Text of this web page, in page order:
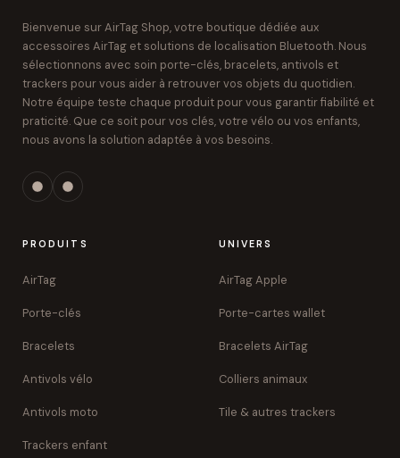
Bienvenue sur AirTag Shop, votre boutique dédiée aux
accessoires AirTag et solutions de localisation Bluetooth. Nous
sélectionnons avec soin porte-clés, bracelets, antivols et
trackers pour vous aider à retrouver vos objets du quotidien.
Notre équipe teste chaque produit pour vous garantir fiabilité et
praticité. Que ce soit pour vos clés, votre vélo ou vos enfants,
nous avons la solution adaptée à vos besoins.
PRODUITS
AirTag
Porte-clés
Bracelets
Antivols vélo
Antivols moto
Trackers enfant
UNIVERS
AirTag Apple
Porte-cartes wallet
Bracelets AirTag
Colliers animaux
Tile & autres trackers